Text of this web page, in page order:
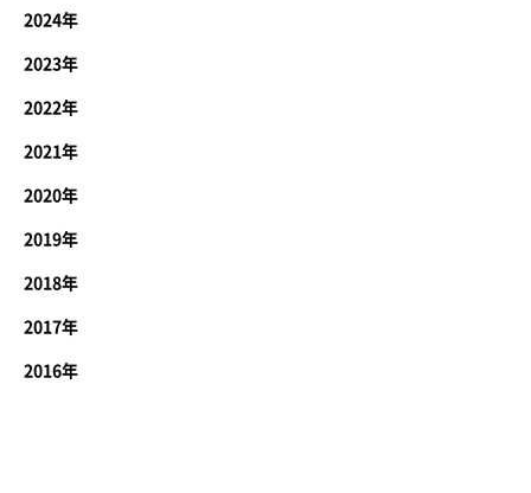
2024年
2023年
2022年
2021年
2020年
2019年
2018年
2017年
2016年